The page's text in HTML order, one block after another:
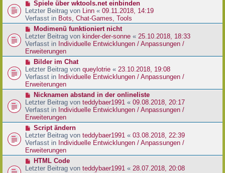
r
a
g
B
e
i
r
a
g
N
e
u
e
r
B
e
i
r
a
g
Spiele über wktools.net einbinden
Letzter Beitrag von Linn « 09.11.2018, 14:19
Verfasst in Bots, Chat-Games, Tools
N
e
u
e
r
B
e
i
t
a
g
Modimenü funktioniert nicht
Letzter Beitrag von kinder-der-sonne « 25.10.2018, 18:33
Verfasst in Individuelle Entwicklungen / Anpassungen /
Erweiterungen
N
e
u
e
r
B
e
i
t
a
g
Bilder im Chat
Letzter Beitrag von queylotrie « 23.10.2018, 19:08
Verfasst in Individuelle Entwicklungen / Anpassungen /
Erweiterungen
N
e
u
e
r
B
e
i
t
a
Nicknamen abstand in der onlineliste
Letzter Beitrag von teddybaer1991 « 09.08.2018, 20:17
Verfasst in Individuelle Entwicklungen / Anpassungen /
Erweiterungen
N
e
u
e
r
B
Script ändern
Letzter Beitrag von teddybaer1991 « 03.08.2018, 22:39
Verfasst in Individuelle Entwicklungen / Anpassungen /
Erweiterungen
N
e
HTML Code
Letzter Beitrag von teddybaer1991 « 28.07.2018, 20:08